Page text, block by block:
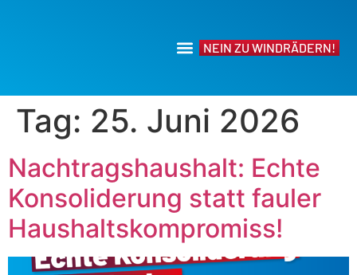
NEIN ZU WINDRÄDERN!
Tag: 25. Juni 2026
Nachtragshaushalt: Echte
Konsoliderung statt fauler
Haushaltskompromiss!